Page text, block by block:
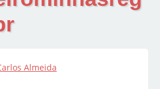
Almeida